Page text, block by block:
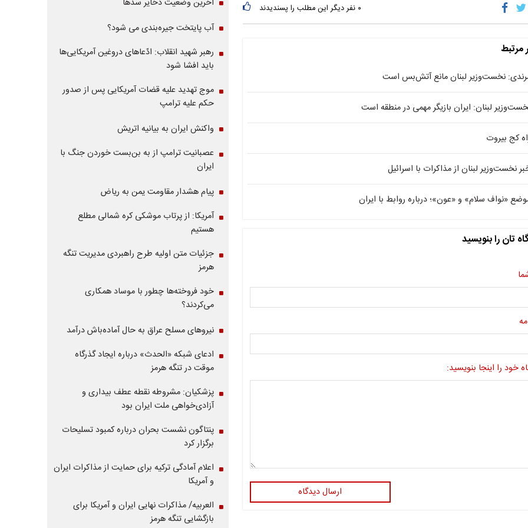
۰ نفر دیگر این مطلب را پسندیدند
مرتبط
نخست‌وزیر لبنان مانع آتش‌بس است
لبنان: ایران بازیگر مهمی در منطقه است
کج بیروت
نخست‌وزیر لبنان از مذاکرات با اسرائیل
«نواف سلام» و «عون»؛ درباره روابط با ایران
تان را بنویسید
خود را اینجا بنویسید:
ارسال دیدگاه
آخرین وضعیت ذخایر سدها
آب پایتخت جیره‌بندی می شود؟
رهبر شهید انقلاب: ادّعاهای دروغین آمریکایی‌ها
باید افشا شود
موج تهدید علیه قضات آمریکایی پس از صدور
حکم علیه ترامپ
واکنش ایران به بیانیه اتریش
عصبانیت ترامپ از به بن‌بست خوردن جنگ با
ایران
پیام هشدار مقاومت یمن به ریاض
آمریکا: از پرتاب موشکی کره شمالی مطلع
هستیم
جزئیات متن اولیه طرح راهبردی مدیریت تنگه
هرمز
خود فروخته‌ها چطور با موساد همکاری
می‌کردند؟
نیروهای مسلح عراق به حال آماده‌باش درآمد
ادعای شبکه «الحدث» درباره ایجاد گذرگاه
موقت در تنگه هرمز
پزشکیان: مشروطه نقطه عطف بیداری و
آزادی‌خواهی ملت ایران بود
پنتاگون نشست بحران درباره کمبود تسلیحات
برگزار کرد
اعلام آمادگی ترکیه برای حمایت از مذاکرات ایران
و آمریکا
العربیه/ مذاکرات نهایی ایران و آمریکا برای
بازگشایی تنگه هرمز